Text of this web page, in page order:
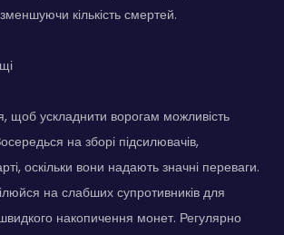
кількість смертей.
щоб ускладнити ворогам можливість
на зборі підсилювачів,
оскільки вони надають значні переваги.
на слабших супротивників для
накопичення монет. Регулярно